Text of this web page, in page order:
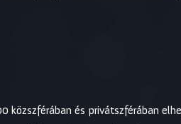
és privátszférában